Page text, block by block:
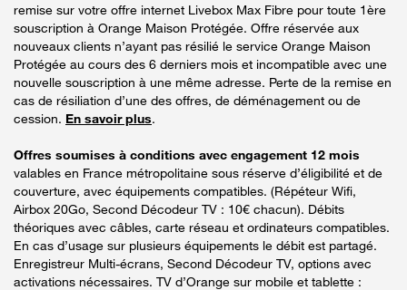
remise sur votre offre internet Livebox Max Fibre pour toute 1ère
souscription à Orange Maison Protégée. Offre réservée aux
nouveaux clients n’ayant pas résilié le service Orange Maison
Protégée au cours des 6 derniers mois et incompatible avec une
nouvelle souscription à une même adresse. Perte de la remise en
cas de résiliation d’une des offres, de déménagement ou de
cession. En savoir plus.
Offres soumises à conditions avec engagement 12 mois
valables en France métropolitaine sous réserve d’éligibilité et de
couverture, avec équipements compatibles. (Répéteur Wifi,
Airbox 20Go, Second Décodeur TV : 10€ chacun). Débits
théoriques avec câbles, carte réseau et ordinateurs compatibles.
En cas d’usage sur plusieurs équipements le débit est partagé.
Enregistreur Multi-écrans, Second Décodeur TV, options avec
activations nécessaires. TV d’Orange sur mobile et tablette :